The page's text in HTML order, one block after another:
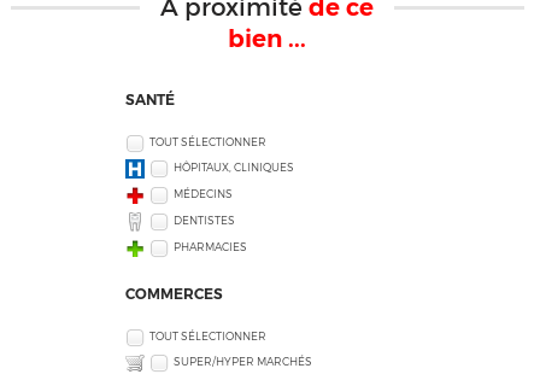
À proximitéde ce
bien ...
SANTÉ
TOUT SÉLECTIONNER
HÔPITAUX, CLINIQUES
MÉDECINS
DENTISTES
PHARMACIES
COMMERCES
TOUT SÉLECTIONNER
SUPER/HYPER MARCHÉS